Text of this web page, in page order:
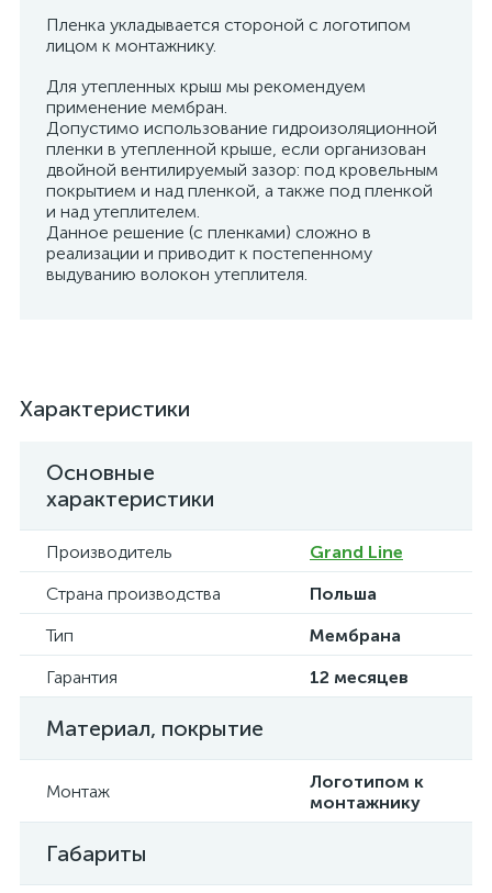
Пленка укладывается стороной с логотипом
лицом к монтажнику.
Для утепленных крыш мы рекомендуем
применение мембран.
Допустимо использование гидроизоляционной
пленки в утепленной крыше, если организован
двойной вентилируемый зазор: под кровельным
покрытием и над пленкой, а также под пленкой
и над утеплителем.
Данное решение (с пленками) сложно в
реализации и приводит к постепенному
выдуванию волокон утеплителя.
Характеристики
Основные
характеристики
Производитель
Grand Line
Страна производства
Польша
Тип
Мембрана
Гарантия
12 месяцев
Материал, покрытие
Монтаж
Логотипом к
монтажнику
Габариты